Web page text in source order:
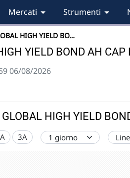
Mercati Strumenti
HIGH YIELD BO…
YIELD BOND AH CAP
06/08/2026
HIGH YIELD
3A